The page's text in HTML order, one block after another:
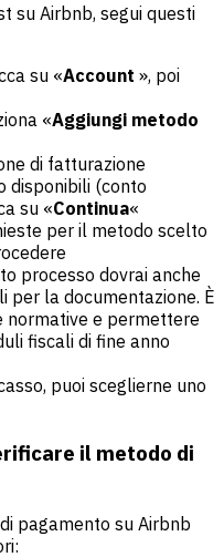
su Airbnb, segui questi
su «Account », poi
«Aggiungi metodo
di fatturazione
disponibili (conto
su «Continua«
per il metodo scelto
processo dovrai anche
per la documentazione. È
e permettere
fiscali di fine anno
puoi sceglierne uno
il metodo di
pagamento su Airbnb